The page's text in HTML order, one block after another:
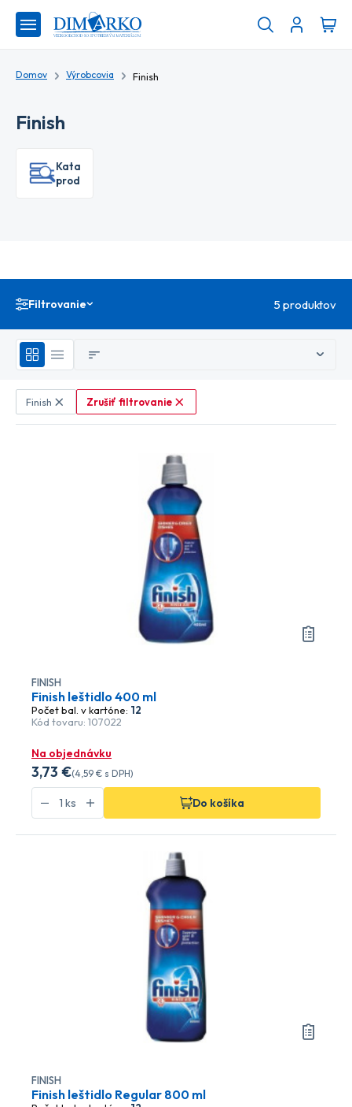
Domov Výrobcovia Finish
Finish
Katalóg
produktov
Zrušiť filtrovanie
Finish
Filtrovanie 5 produktov
FINISH
Finish leštidlo 400 ml
Počet bal. v kartóne: 12
Kód tovaru: 107022
Na objednávku
3,73 €(4,59 € s DPH)
Do košíka
FINISH
Finish leštidlo Regular 800 ml